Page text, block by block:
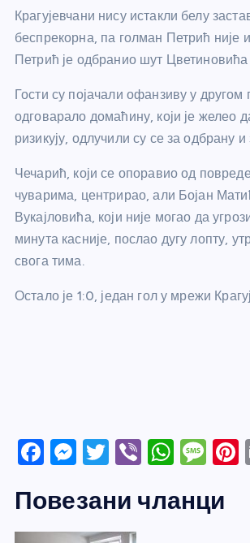
Крагујевчани нису истакли белу
беспрекорна, па голман Петрић
Петрић је одбранио шут
Гости су појачали офанзиву у
одговарало домаћину, који је желео
ризикују, одлучили су се за одбрану
Чечарић, који се опоравио од
чуварима, центрирао, али Бојан
Вукајловића, који није могао да
минута касније, послао дугу лопту,
свога тима.
Остало је 1:0, један гол у мрежи
F
c
e
M
ss
e
T
itt
er
Vi
er
W
at
M
ss
Повезани чланци